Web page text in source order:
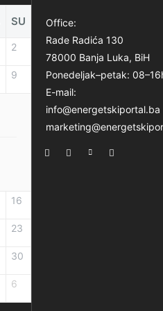
SU
2
9
16
23
30
6
Office:
Rade Radića 130
78000 Banja Luka, BiH
Ponedeljak–petak:
E-mail:
info@energetskiportal.ba